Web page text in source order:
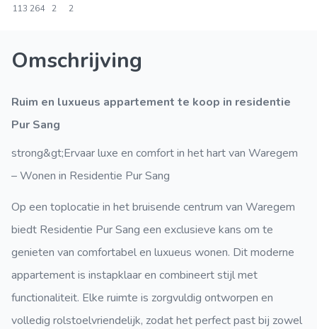
113 264 2 2
Omschrijving
Ruim en luxueus appartement te koop in residentie
Pur Sang
strong&gt;Ervaar luxe en comfort in het hart van Waregem
– Wonen in Residentie Pur Sang
Op een toplocatie in het bruisende centrum van Waregem
biedt Residentie Pur Sang een exclusieve kans om te
genieten van comfortabel en luxueus wonen. Dit moderne
appartement is instapklaar en combineert stijl met
functionaliteit. Elke ruimte is zorgvuldig ontworpen en
volledig rolstoelvriendelijk, zodat het perfect past bij zowel